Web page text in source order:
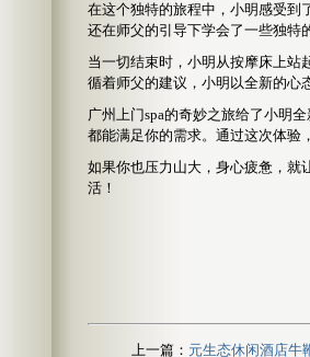
在这个独特的旅程中，小明感受到
还在师父的引导下学会了一些独特
当一切结束时，小明从按摩床上站
循着师父的建议，小明以全新的心
广州上门spa的奇妙之旅给了小明
都能满足你的需求。通过这次体验
如果你也压力山大，身心疲惫，就
活！
上一篇： 元生态休闲酒店牛